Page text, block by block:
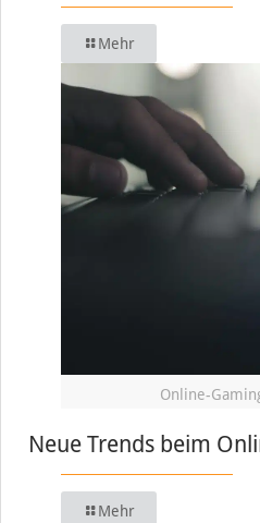
Mehr
Online-
Neue Trends beim
Mehr